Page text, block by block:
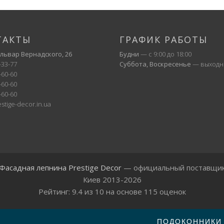
Вернадского, 26
77
60
60
60
decor.in.ua
ГРАФИК РАБОТЫ
Будни — с 9:00 до 18:00
Суббота, Воскресенье —
лепнина Prestige Decor— официальный
Киев 2013-2026
Рейтинг: 9.4из 10 на основе 115 оценок
ПОДОКОННИКИ